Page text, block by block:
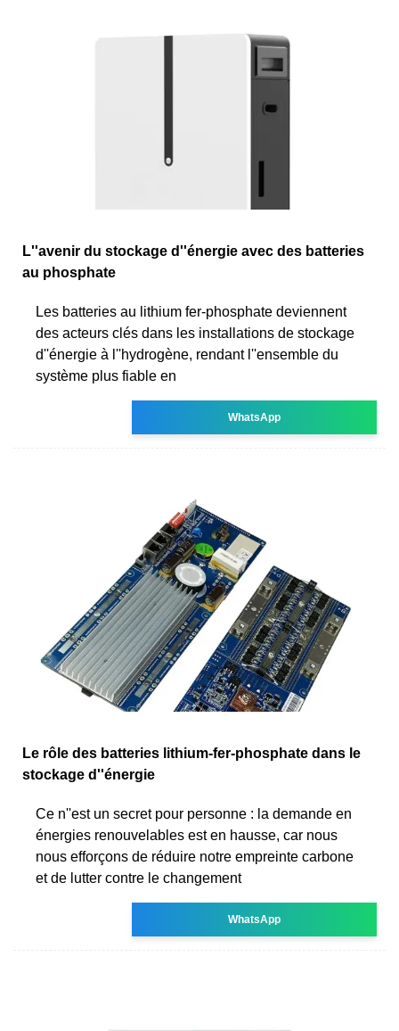
L''avenir du stockage d''énergie avec des batteries
au phosphate
Les batteries au lithium fer-phosphate deviennent
des acteurs clés dans les installations de stockage
d''énergie à l''hydrogène, rendant l''ensemble du
système plus fiable en
WhatsApp
Le rôle des batteries lithium-fer-phosphate dans le
stockage d''énergie
Ce n''est un secret pour personne : la demande en
énergies renouvelables est en hausse, car nous
nous efforçons de réduire notre empreinte carbone
et de lutter contre le changement
WhatsApp